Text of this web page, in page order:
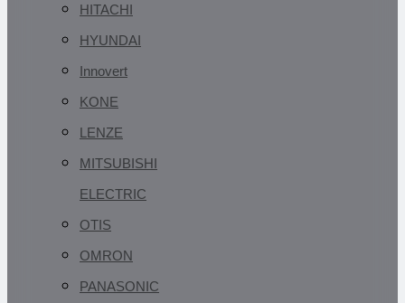
HITACHI
HYUNDAI
Innovert
KONE
LENZE
MITSUBISHI
ELECTRIC
OTIS
OMRON
PANASONIC